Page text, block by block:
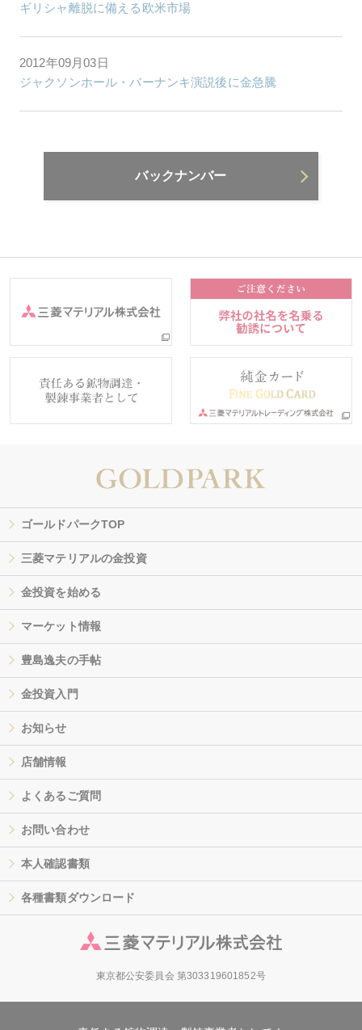
ギリシャ離脱に備える欧米市場
2012年09月03日
ジャクソンホール・バーナンキ演説後に金急騰
バックナンバー
ゴールドパークTOP
三菱マテリアルの金投資
金投資を始める
マーケット情報
豊島逸夫の手帖
金投資入門
お知らせ
店舗情報
よくあるご質問
お問い合わせ
本人確認書類
各種書類ダウンロード
東京都公安委員会 第303319601852号